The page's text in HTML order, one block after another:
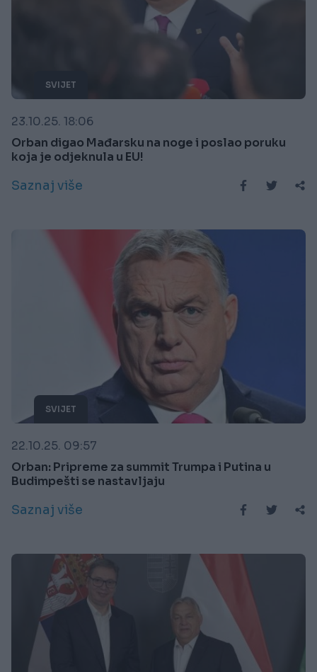
SVIJET
23.10.25. 18:06
Orban digao Mađarsku na noge i poslao poruku
koja je odjeknula u EU!
Saznaj više
SVIJET
22.10.25. 09:57
Orban: Pripreme za summit Trumpa i Putina u
Budimpešti se nastavljaju
Saznaj više